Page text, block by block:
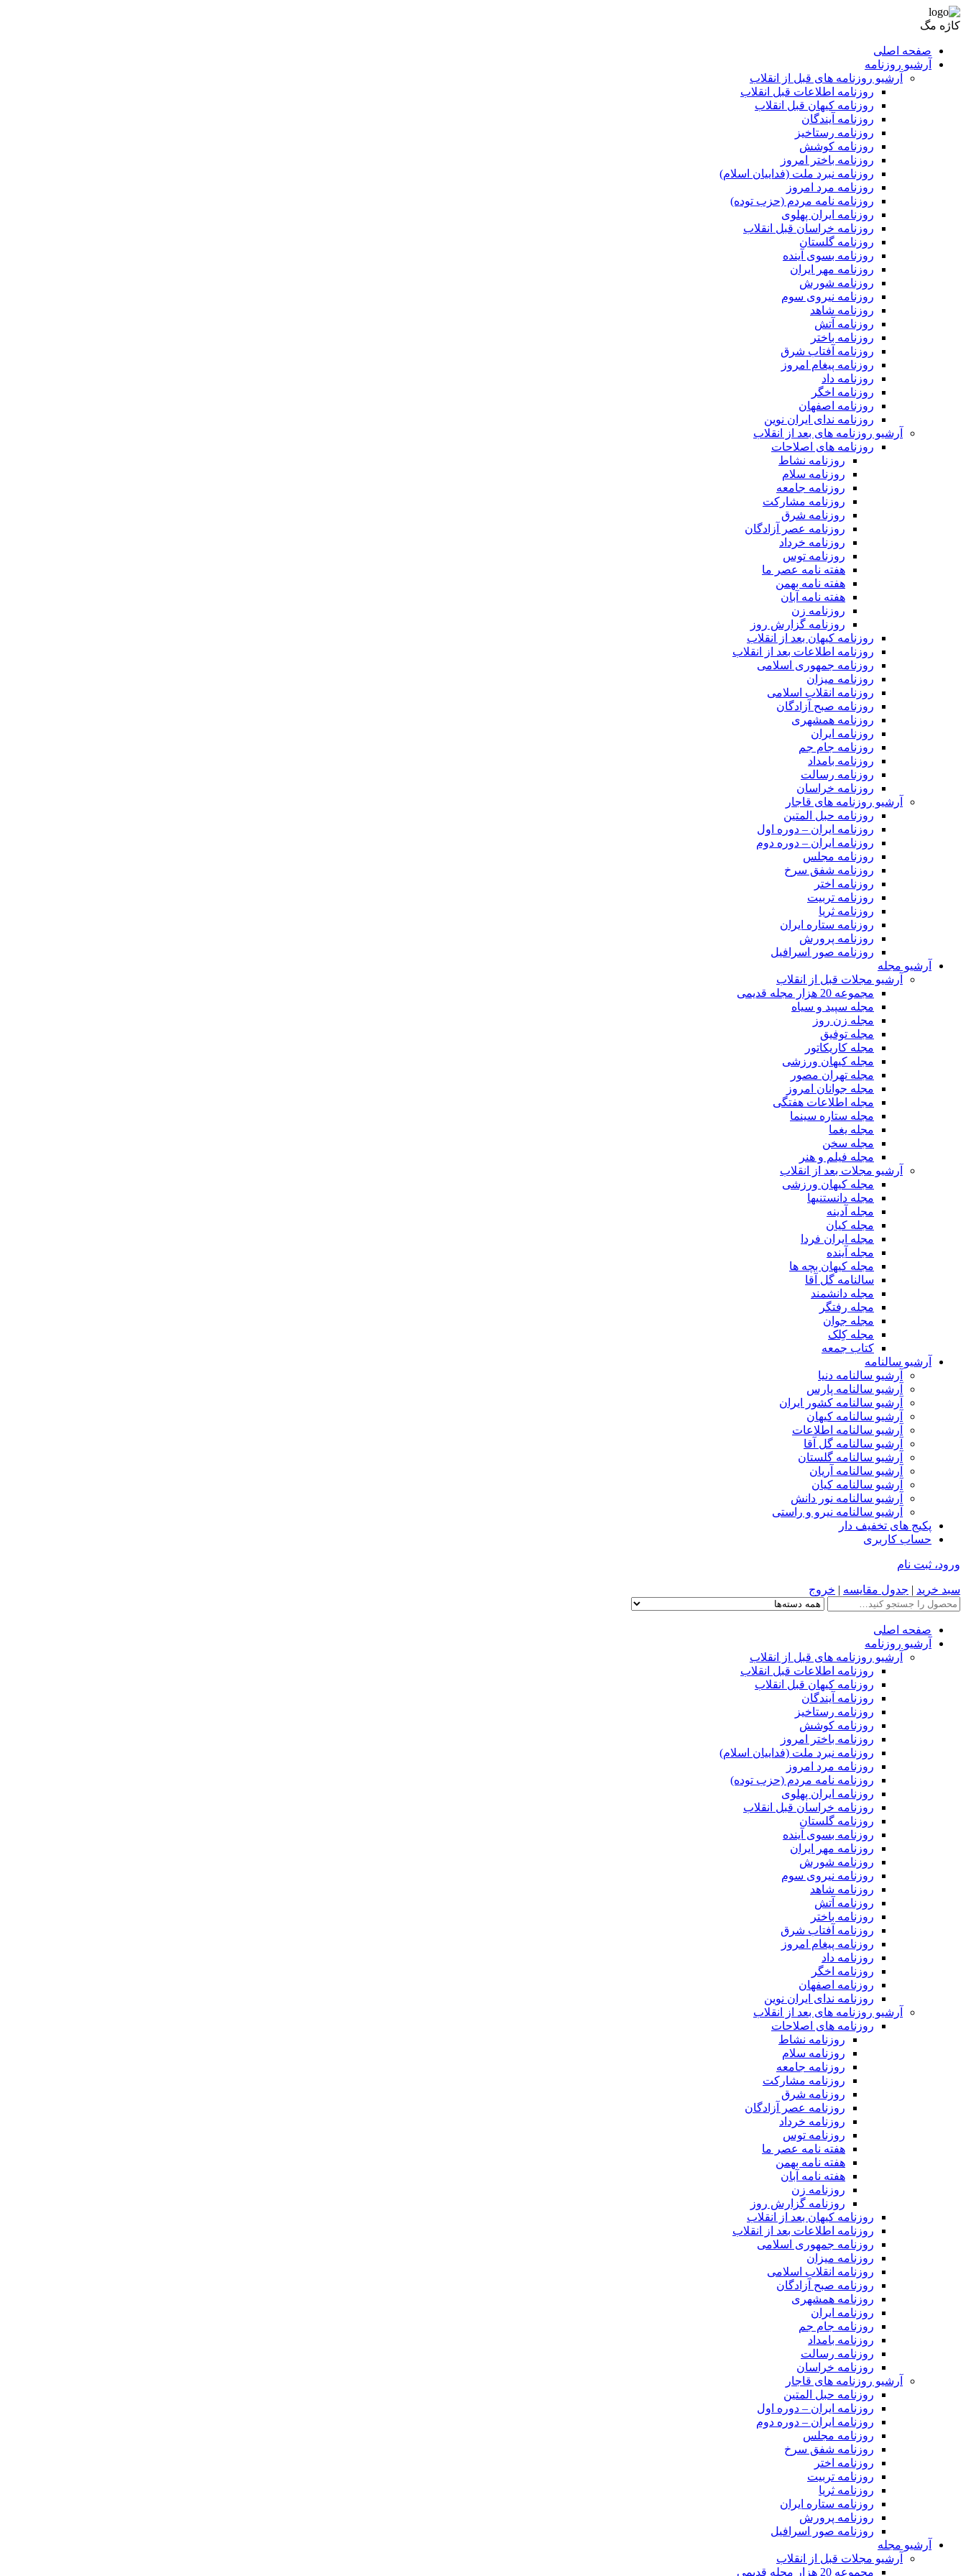
کاژه مگ
صفحه اصلی
آرشیو روزنامه
آرشیو روزنامه های قبل از انقلاب
روزنامه اطلاعات قبل انقلاب
روزنامه کیهان قبل انقلاب
روزنامه آیندگان
روزنامه رستاخیز
روزنامه کوشش
روزنامه باختر امروز
روزنامه نبرد ملت (فداییان اسلام)
روزنامه مرد امروز
روزنامه نامه مردم (حزب توده)
روزنامه ایران پهلوی
روزنامه خراسان قبل انقلاب
روزنامه گلستان
روزنامه بسوی آینده
روزنامه مهر ایران
روزنامه شورش
روزنامه نیروی سوم
روزنامه شاهد
روزنامه آتش
روزنامه باختر
روزنامه آفتاب شرق
روزنامه پیغام امروز
روزنامه داد
روزنامه اخگر
روزنامه اصفهان
روزنامه ندای ایران نوین
آرشیو روزنامه های بعد از انقلاب
روزنامه های اصلاحات
روزنامه نشاط
روزنامه سلام
روزنامه جامعه
روزنامه مشارکت
روزنامه شرق
روزنامه عصر آزادگان
روزنامه خرداد
روزنامه توس
هفته نامه عصر ما
هفته نامه بهمن
هفته نامه آبان
روزنامه زن
روزنامه گزارش روز
روزنامه کیهان بعد از انقلاب
روزنامه اطلاعات بعد از انقلاب
روزنامه جمهوری اسلامی
روزنامه میزان
روزنامه انقلاب اسلامی
روزنامه صبح آزادگان
روزنامه همشهری
روزنامه ایران
روزنامه جام جم
روزنامه بامداد
روزنامه رسالت
روزنامه خراسان
آرشیو روزنامه های قاجار
روزنامه حبل المتین
روزنامه ایران – دوره اول
روزنامه ایران – دوره دوم
روزنامه مجلس
روزنامه شفق سرخ
روزنامه اختر
روزنامه تربیت
روزنامه ثریا
روزنامه ستاره ایران
روزنامه پرورش
روزنامه صور اسرافیل
آرشیو مجله
آرشیو مجلات قبل از انقلاب
مجموعه 20 هزار مجله قدیمی
مجله سپید و سیاه
مجله زن روز
مجله توفیق
مجله کاریکاتور
مجله کیهان ورزشی
مجله تهران مصور
مجله جوانان امروز
مجله اطلاعات هفتگی
مجله ستاره سینما
مجله یغما
مجله سخن
مجله فیلم و هنر
آرشیو مجلات بعد از انقلاب
مجله کیهان ورزشی
مجله دانستنیها
مجله آدینه
مجله کیان
مجله ایران فردا
مجله آینده
مجله کیهان بچه ها
سالنامه گل آقا
مجله دانشمند
مجله رفتگر
مجله جوان
مجله کِلک
کتاب جمعه
آرشیو سالنامه
آرشیو سالنامه دنیا
آرشیو سالنامه پارس
آرشیو سالنامه کشور ایران
آرشیو سالنامه کیهان
آرشیو سالنامه اطلاعات
آرشیو سالنامه گل آقا
آرشیو سالنامه گلستان
آرشیو سالنامه آریان
آرشیو سالنامه کیان
آرشیو سالنامه نور دانش
آرشیو سالنامه نیرو و راستی
پکیج های تخفیف دار
حساب کاربری
ورود، ثبت نام
سبد خرید | جدول مقایسه | خروج
صفحه اصلی
آرشیو روزنامه
آرشیو روزنامه های قبل از انقلاب
روزنامه اطلاعات قبل انقلاب
روزنامه کیهان قبل انقلاب
روزنامه آیندگان
روزنامه رستاخیز
روزنامه کوشش
روزنامه باختر امروز
روزنامه نبرد ملت (فداییان اسلام)
روزنامه مرد امروز
روزنامه نامه مردم (حزب توده)
روزنامه ایران پهلوی
روزنامه خراسان قبل انقلاب
روزنامه گلستان
روزنامه بسوی آینده
روزنامه مهر ایران
روزنامه شورش
روزنامه نیروی سوم
روزنامه شاهد
روزنامه آتش
روزنامه باختر
روزنامه آفتاب شرق
روزنامه پیغام امروز
روزنامه داد
روزنامه اخگر
روزنامه اصفهان
روزنامه ندای ایران نوین
آرشیو روزنامه های بعد از انقلاب
روزنامه های اصلاحات
روزنامه نشاط
روزنامه سلام
روزنامه جامعه
روزنامه مشارکت
روزنامه شرق
روزنامه عصر آزادگان
روزنامه خرداد
روزنامه توس
هفته نامه عصر ما
هفته نامه بهمن
هفته نامه آبان
روزنامه زن
روزنامه گزارش روز
روزنامه کیهان بعد از انقلاب
روزنامه اطلاعات بعد از انقلاب
روزنامه جمهوری اسلامی
روزنامه میزان
روزنامه انقلاب اسلامی
روزنامه صبح آزادگان
روزنامه همشهری
روزنامه ایران
روزنامه جام جم
روزنامه بامداد
روزنامه رسالت
روزنامه خراسان
آرشیو روزنامه های قاجار
روزنامه حبل المتین
روزنامه ایران – دوره اول
روزنامه ایران – دوره دوم
روزنامه مجلس
روزنامه شفق سرخ
روزنامه اختر
روزنامه تربیت
روزنامه ثریا
روزنامه ستاره ایران
روزنامه پرورش
روزنامه صور اسرافیل
آرشیو مجله
آرشیو مجلات قبل از انقلاب
مجموعه 20 هزار مجله قدیمی